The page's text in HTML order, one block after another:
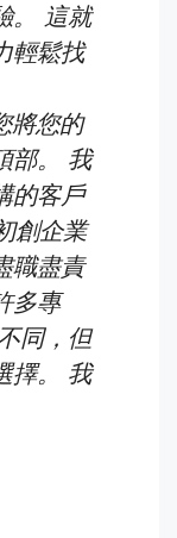
。 這就
輕鬆找
將您的
部。 我
的客戶
創企業
職盡責
多專
同，但
擇。 我